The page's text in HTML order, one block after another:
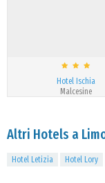
Hotel Ischia
Malcesine
Altri Hotels a
Hotel Letizia Hotel Lory